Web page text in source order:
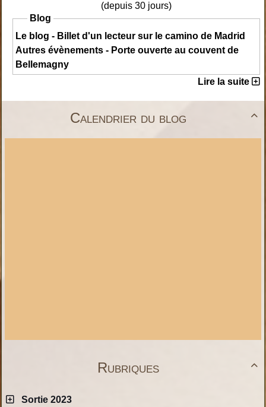
(depuis 30 jours)
Blog
Le blog - Billet d'un lecteur sur le camino de Madrid
Autres évènements - Porte ouverte au couvent de
Bellemagny
Lire la suite

Calendrier du blog

Rubriques
Sortie 2023